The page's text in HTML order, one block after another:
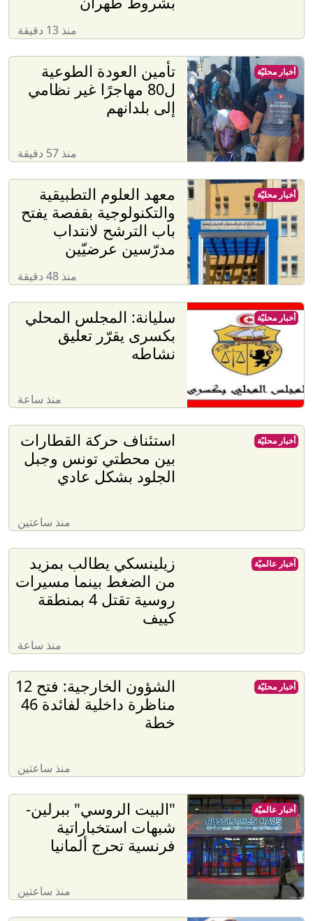
منذ 13 دقيقة
تأمين العودة الطوعية
ل80 مهاجرًا غير نظامي
إلى بلدانهم
منذ 57 دقيقة
أخبار محليّة
معهد العلوم التطبيقية
والتكنولوجية بقفصة يفتح
باب الترشح لانتداب
مدرّسين عرضيّين
منذ 48 دقيقة
أخبار محليّة
سليانة: المجلس المحلي
بكسرى يقرّر تعليق
نشاطه
منذ ساعة
أخبار محليّة
استئناف حركة القطارات
بين محطتي تونس وجبل
الجلود بشكل عادي
منذ ساعتين
أخبار محليّة
زيلينسكي يطالب بمزيد
من الضغط بينما مسيرات
روسية تقتل 4 بمنطقة
كييف
منذ ساعة
أخبار عالميّة
الشؤون الخارجية: فتح 12
مناظرة داخلية لفائدة 46
خطة
منذ ساعتين
أخبار محليّة
"البيت الروسي" ببرلين-
شبهات استخباراتية
فرنسية تحرج ألمانيا
منذ ساعتين
أخبار عالميّة